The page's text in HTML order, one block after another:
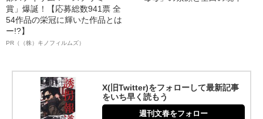
賞」爆誕！【応募総数941票 全
54作品の栄冠に輝いた作品とは
ー!?】
PR（（株）キノフィルムズ）
X(旧Twitter)をフォローして最新記事
をいち早く読もう
週刊文春をフォロー